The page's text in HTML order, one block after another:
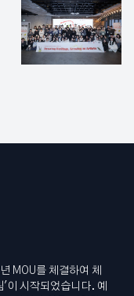
MOU를 체결하여 체
이 시작되었습니다. 예